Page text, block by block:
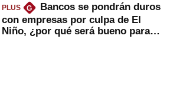
PLUS G
Bancos se pondrán duros
con empresas por culpa de El
Niño, ¿por qué será bueno para